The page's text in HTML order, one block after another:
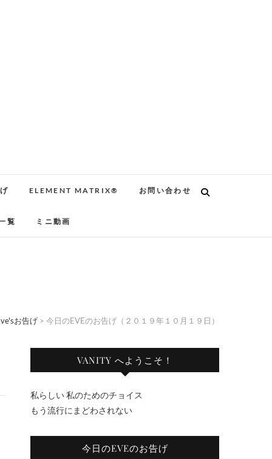
ELEMENT MATRIX® お問い合わせ
覧 ミニ動画
お告げ > 今日のEVEのお告げ（２０１９年１０月１９日）
VANITY へようこそ！
私らしい 私のためのチョイス
もう流行にまどわされない
今日のEVEのお告げ